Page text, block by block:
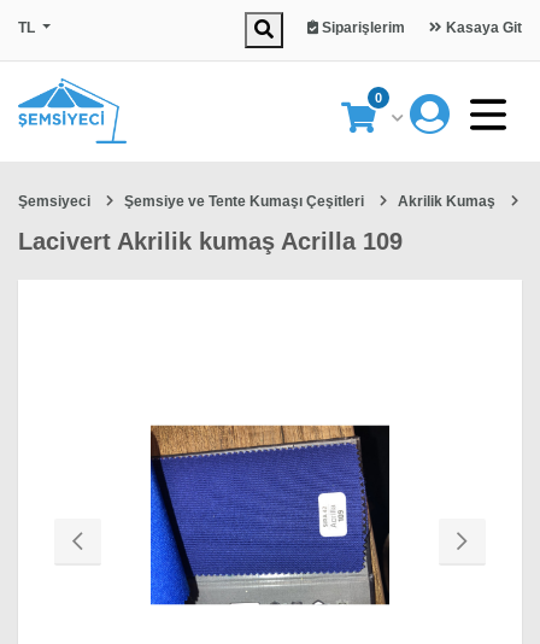
TL Siparişlerim Kasaya Git
0
Şemsiyeci Şemsiye ve Tente Kumaşı Çeşitleri Akrilik Kumaş
Lacivert Akrilik kumaş Acrilla 109